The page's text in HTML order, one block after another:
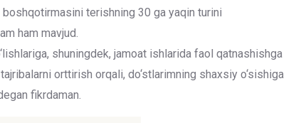
terishning 30 ga yaqin turini
ham mavjud.
shuningdek, jamoat ishlarida faol qatnashishga
orttirish orqali, do‘stlarimning shaxsiy o‘sishiga
fikrdaman.